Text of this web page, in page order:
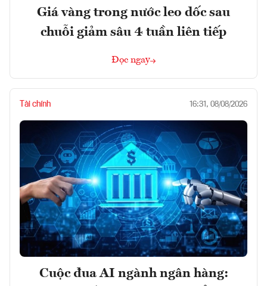
Giá vàng trong nước leo dốc sau
chuỗi giảm sâu 4 tuần liên tiếp
Đọc ngay
Tài chính 16:31, 08/08/2026
Cuộc đua AI ngành ngân hàng: